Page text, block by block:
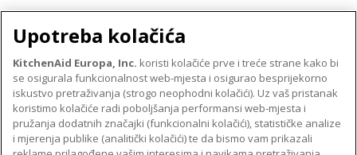
O TVRTKI KITCHENAID
Robna marka
Povijest
ODR
PODRŠKA
Pronađi trgovinu
Upotreba kolačića
KitchenAid Europa, Inc. koristi kolačiće prve i treće strane kako bi
se osigurala funkcionalnost web-mjesta i osigurao besprijekorno
iskustvo pretraživanja (strogo neophodni kolačići). Uz vaš pristanak
koristimo kolačiće radi poboljšanja performansi web-mjesta i
pružanja dodatnih značajki (funkcionalni kolačići), statističke analize
i mjerenja publike (analitički kolačići) te da bismo vam prikazali